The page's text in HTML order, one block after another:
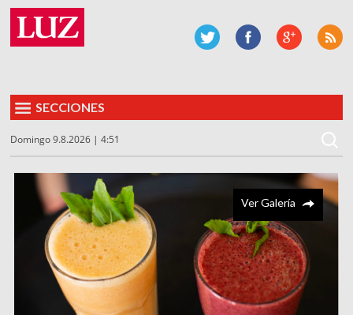
SECCIONES
Domingo 9.8.2026 | 4:51
Ver Galería